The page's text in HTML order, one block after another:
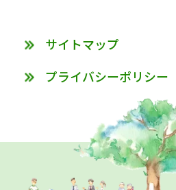
サイトマップ
プライバシーポリシー